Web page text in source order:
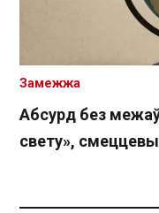
Абсурд без
свету»,
Замежжа